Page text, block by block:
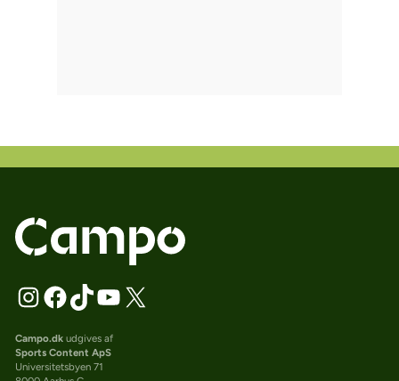
Campo.dkudgives af
Sports Content ApS
Universitetsbyen 71